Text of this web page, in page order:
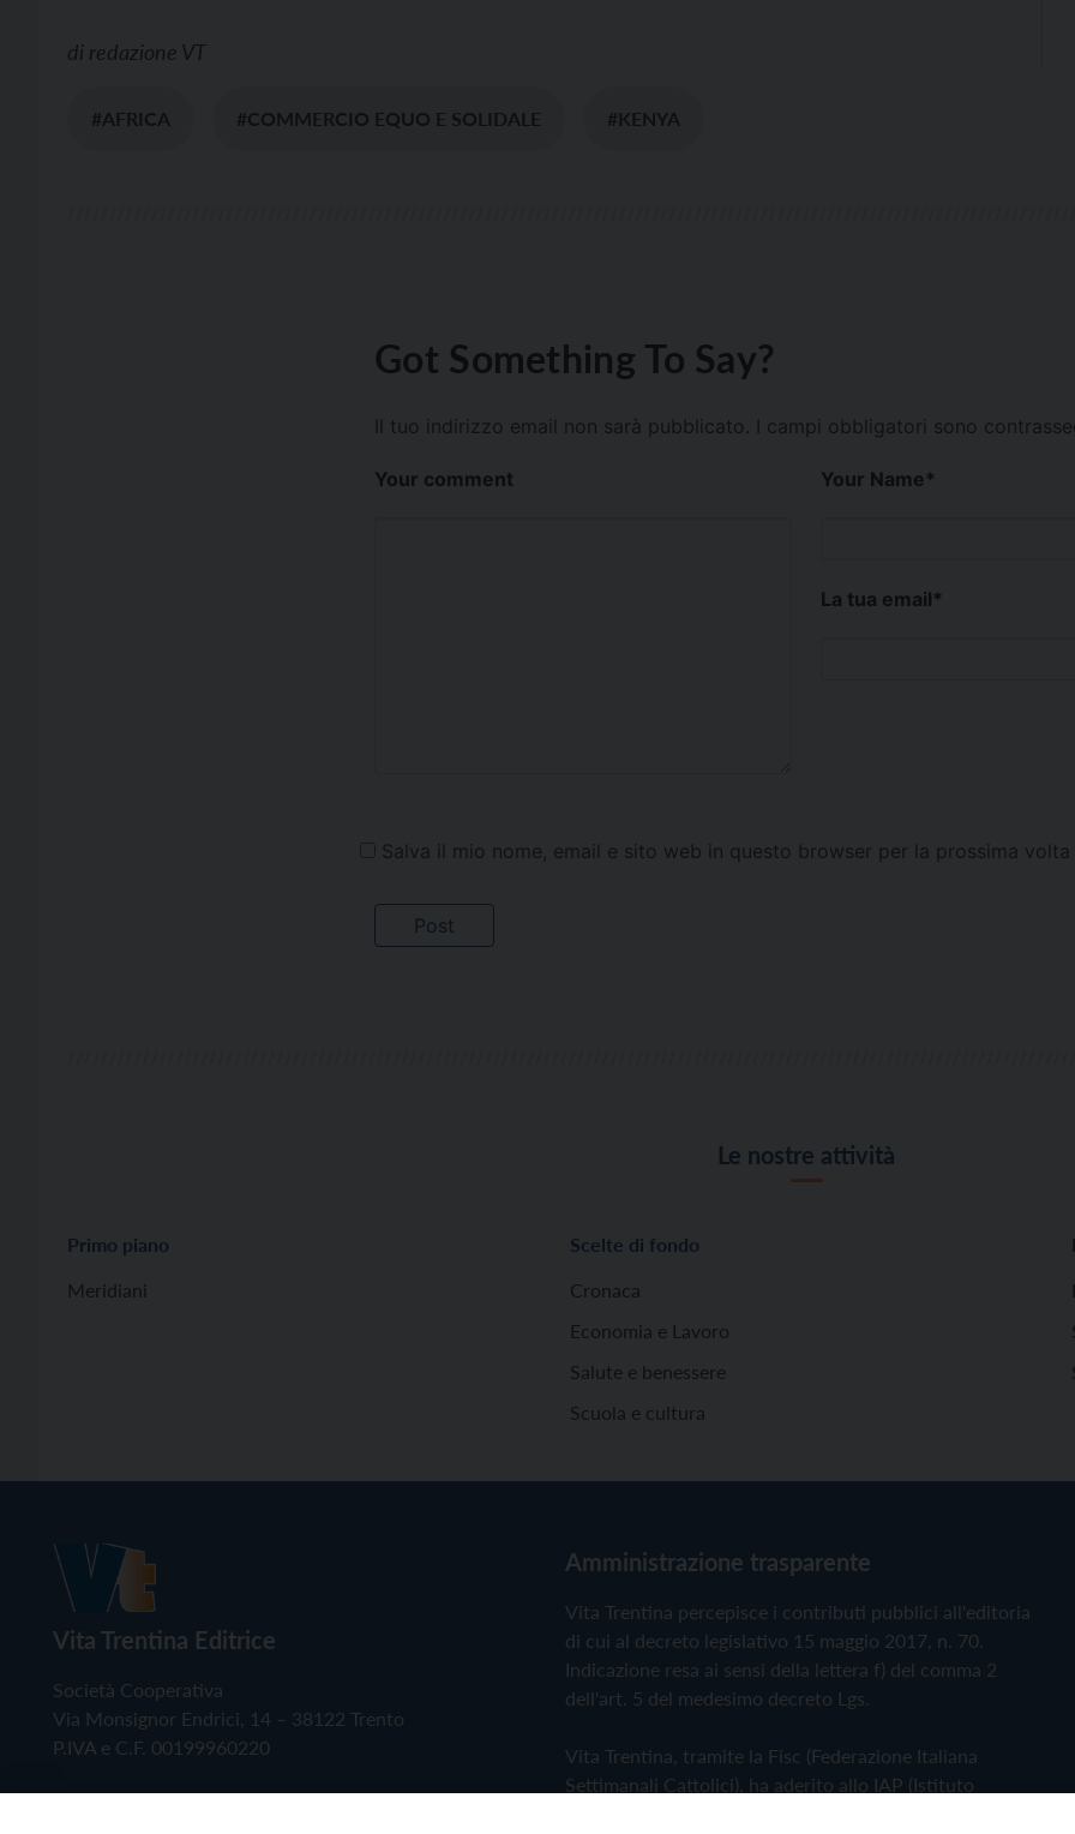
di redazione VT
#AFRICA #COMMERCIO EQUO E SOLIDALE #KENYA
Got Something To Say?
Il tuo indirizzo email non sarà pubblicato. I campi obbligatori sono
Your comment Your Name*
La tua email*
Salva il mio nome, email e sito web in questo browser per la prossima
Le nostre attività
Primo piano
Meridiani
Scelte di fondo
Cronaca
Economia e Lavoro
Salute e benessere
Scuola e cultura
Vita Trentina Editrice
Società Cooperativa
Via Monsignor Endrici, 14 – 38122 Trento
P.IVA e C.F. 00199960220
Amministrazione trasparente
Vita Trentina percepisce i contributi pubblici all'editoria
di cui al decreto legislativo 15 maggio 2017, n. 70.
Indicazione resa ai sensi della lettera f) del comma 2
dell'art. 5 del medesimo decreto Lgs.
Vita Trentina, tramite la Fisc (Federazione Italiana
Settimanali Cattolici), ha aderito allo IAP (Istituto